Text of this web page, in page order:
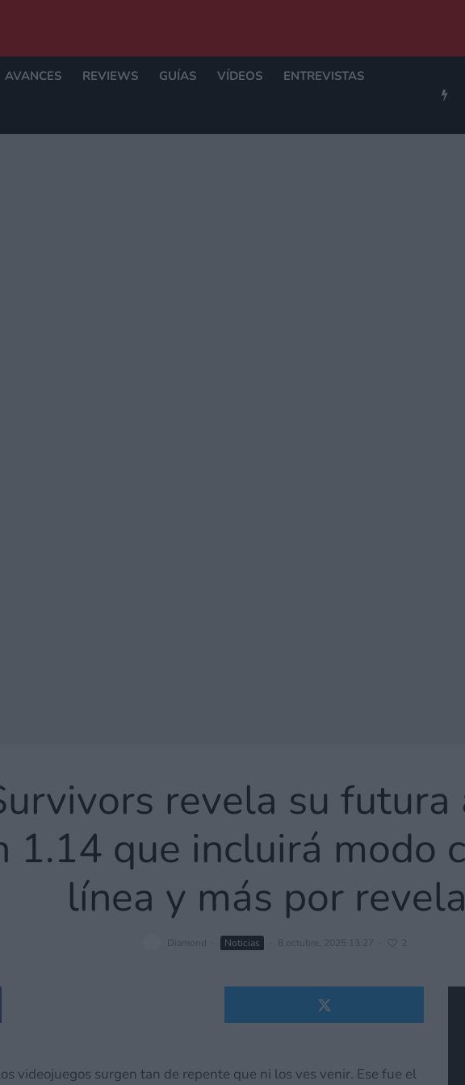
AVANCES REVIEWS GUÍAS VÍDEOS ENTREVISTAS
revela su futura
1.14 que incluirá modo
línea y más por
Diamond Noticias 8 octubre, 2025 13:27 2
videojuegos surgen tan de repente que ni los ves venir. Ese fue el